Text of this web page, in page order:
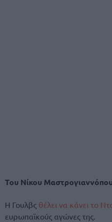
Του Νίκου
Η Γουλβς θέλει να κάνει το
ευρωπαϊκούς αγώνες της.